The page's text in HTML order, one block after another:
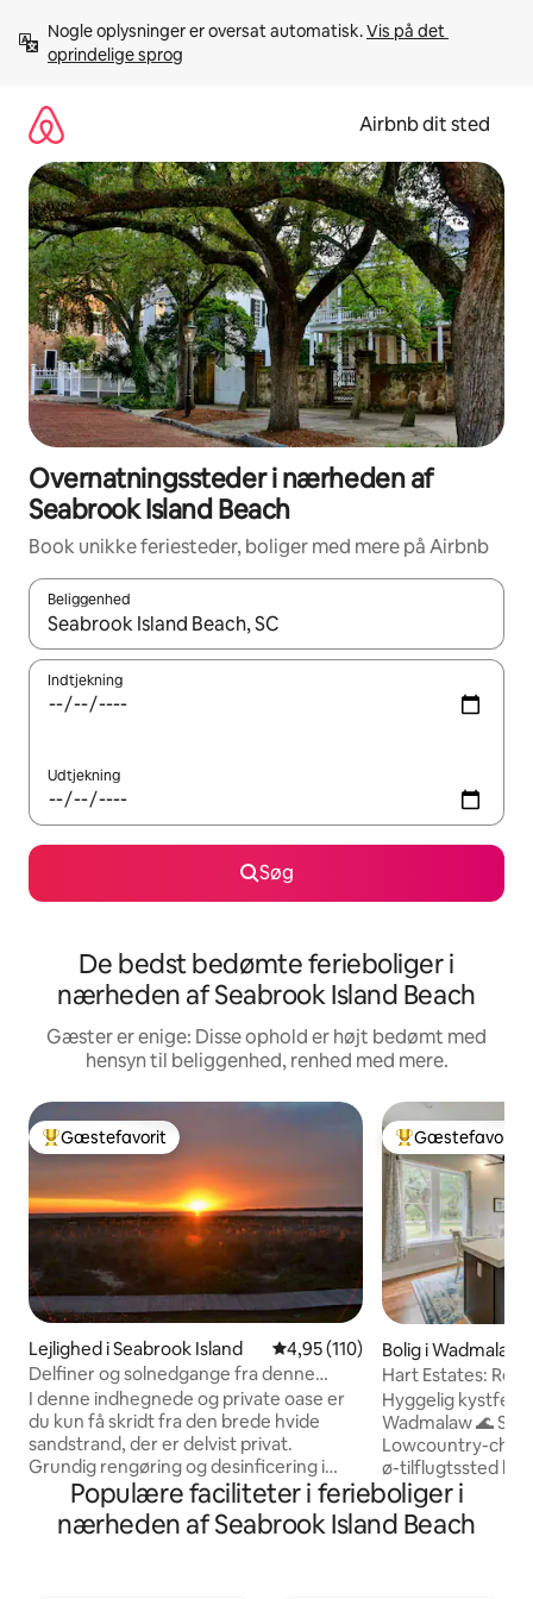
videre
Nogle oplysninger er oversat automatisk. Vis på det
oprindelige sprog
Airbnb dit sted
Overnatningssteder i nærheden af
Seabrook Island Beach
Book unikke feriesteder, boliger med mere på Airbnb
Beliggenhed
Når resultaterne er tilgængelige, skal du navigere med
Indtjekning
Udtjekning
Søg
De bedst bedømte ferieboliger i
nærheden af Seabrook Island Beach
Gæster er enige: Disse ophold er højt bedømt med
hensyn til beliggenhed, renhed med mere.
Bedste gæstefavorit
Gæstefavorit
Lejlighed i Seabrook Island 4,95 ud af 5 i gennemsnitlig
4,95 (110)
Delfiner og solnedgange fra denne
strandvilla.
I denne indhegnede og private oase er
du kun få skridt fra den brede hvide
sandstrand, der er delvist privat.
Grundig rengøring og desinficering i
denne enhed i enden af 1. sal med plads
til 4 personer i rigtige senge, kingsize-
dobbeltseng i soveværelset og
Bedste
Gæstefavorit
Bolig i Wadmalaw
Hart Estates:
soveværelser på
Hyggelig
Wadmalaw 🌊 Slap af, og oplev ægte
Lowcountry-
ø-tilflugtssted
🏡 Rummelig
soveværelser,
familien Hart ✨
Populære faciliteter i ferieboliger i
nærheden af Seabrook Island Beach